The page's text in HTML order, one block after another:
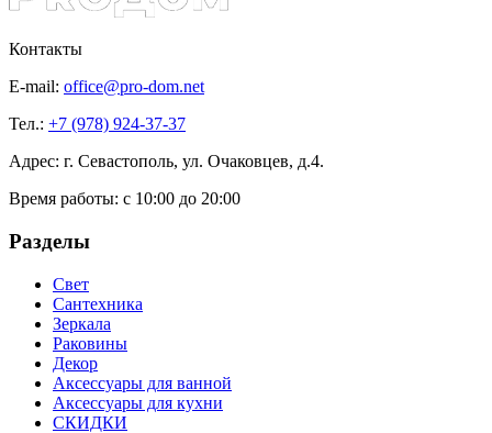
Контакты
E-mail: office@pro-dom.net
Тел.: +7 (978) 924-37-37
Адрес: г. Севастополь, ул. Очаковцев, д.4.
Время работы: с 10:00 до 20:00
Разделы
Свет
Сантехника
Зеркала
Раковины
Декор
Аксессуары для ванной
Аксессуары для кухни
СКИДКИ